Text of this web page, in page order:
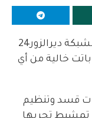
أكدت مصادر عسكرية في قوات قسد لشبكة ديرالزور24
خالية من أي
قسد وتنظيم